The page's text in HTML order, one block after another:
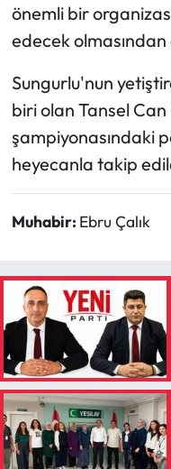
önemli bir
edecek
Sungurlu'nun
biri olan Tansel
şampiyonasındaki
heyecanla takip
Muhabir: Ebru Çalık
Yerel Haberler